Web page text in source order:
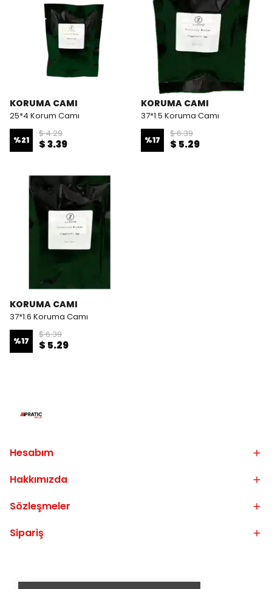
KORUMA CAMI
25*4 Korum Camı
%21
$ 4.29
$ 3.39
KORUMA CAMI
37*1.5 Koruma Camı
%17
$ 6.39
$ 5.29
KORUMA CAMI
37*1.6 Koruma Camı
%17
$ 6.39
$ 5.29
Hesabım
Hakkımızda
Sözleşmeler
Sipariş